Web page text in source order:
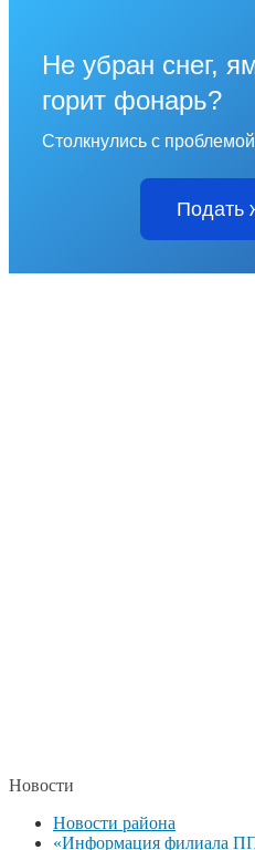
Не убран снег,
горит фонарь?
Столкнулись с
Подать
Новости
Новости района
«Информация филиала